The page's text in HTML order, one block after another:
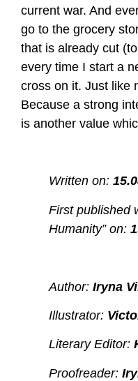
current war. And
go to the grocery
that is already cut
every time I start a
cross on it. Just like
Because a strong
is another value
Written on:
First published
Humanity” on:
Author: Iryna
Illustrator:
Literary Editor:
Proofreader: